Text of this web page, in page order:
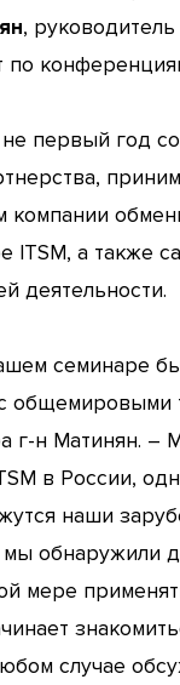
,
по
первый год
компании
ITSM, а также
деятельности.
семинаре
общемировыми
г-н Матинян.
в России,
наши
обнаружили
мере
случае